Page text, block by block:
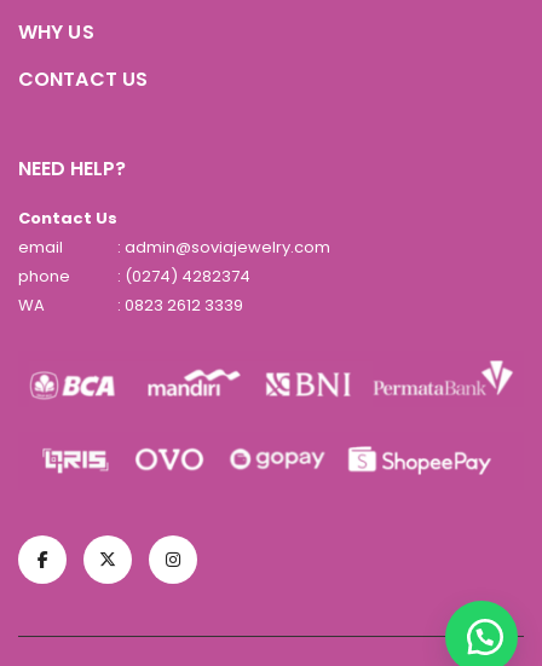
WHY US
CONTACT US
NEED HELP?
Contact Us
email
: admin@soviajewelry.com
phone
: (0274) 4282374
WA
: 0823 2612 3339